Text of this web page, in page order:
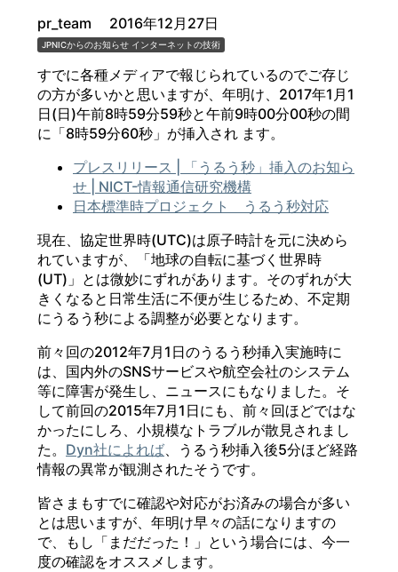
pr_team 2016年12月27日
JPNICからのお知らせ インターネットの技術
すでに各種メディアで報じられているのでご存じ
の方が多いかと思いますが、年明け、2017年1月1
日(日)午前8時59分59秒と午前9時00分00秒の間
に「8時59分60秒」が挿入され ます。
プレスリリース | 「うるう秒」挿入のお知ら
せ | NICT-情報通信研究機構
日本標準時プロジェクト うるう秒対応
現在、協定世界時(UTC)は原子時計を元に決めら
れていますが、「地球の自転に基づく世界時
(UT)」とは微妙にずれがあります。そのずれが大
きくなると日常生活に不便が生じるため、不定期
にうるう秒による調整が必要となります。
前々回の2012年7月1日のうるう秒挿入実施時に
は、国内外のSNSサービスや航空会社のシステム
等に障害が発生し、ニュースにもなりました。そ
して前回の2015年7月1日にも、前々回ほどではな
かったにしろ、小規模なトラブルが散見されまし
た。 Dyn社によれば、うるう秒挿入後5分ほど経路
情報の異常が観測されたそうです。
皆さまもすでに確認や対応がお済みの場合が多い
とは思いますが、年明け早々の話になりますの
で、もし「まだだった！」という場合には、今一
度の確認をオススメします。